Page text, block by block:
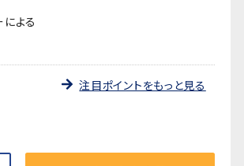
よる
注目ポイントをもっと見る